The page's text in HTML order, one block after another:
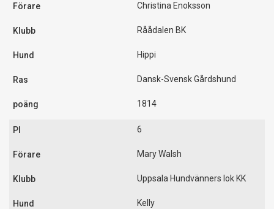
Christina Enoksson
Råådalen BK
Hippi
Dansk-Svensk Gårdshund
1814
6
Mary Walsh
Uppsala Hundvänners lok KK
Kelly